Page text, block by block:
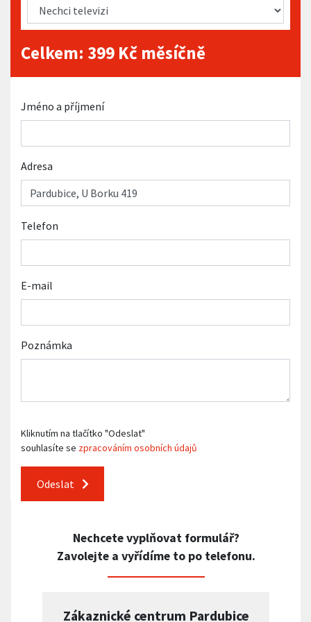
Celkem: 399 Kč měsíčně
Jméno a příjmení
Adresa
Telefon
E-mail
Poznámka
Kliknutím na tlačítko "Odeslat"
souhlasíte se zpracováním osobních údajů
Odeslat
Nechcete vyplňovat formulář?
Zavolejte a vyřídíme to po telefonu.
Zákaznické centrum Pardubice